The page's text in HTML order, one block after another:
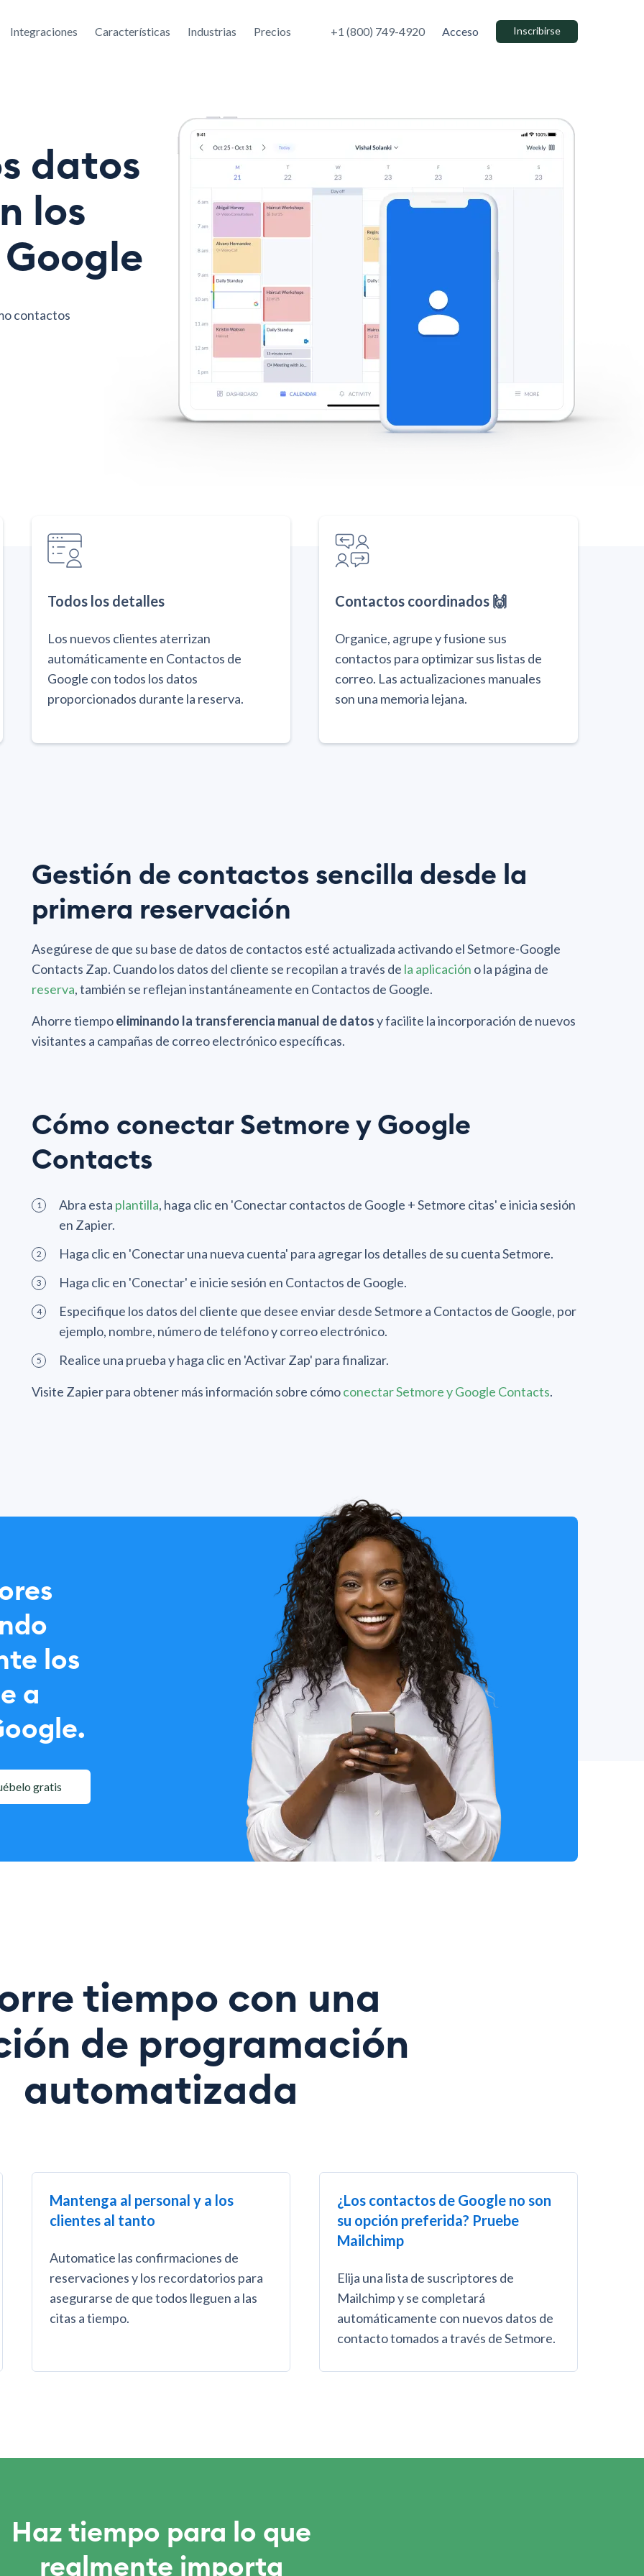
Integraciones Características Industrias Precios +1 (800) 749-4920 Acceso Inscribirse
datos
los
contactos
Todos los detalles
Los nuevos clientes aterrizan
automáticamente en Contactos de
Google con todos los datos
proporcionados durante la reserva.
Contactos coordinados 🙌
Organice, agrupe y fusione sus
contactos para optimizar sus listas de
correo. Las actualizaciones manuales
son una memoria lejana.
Gestión de contactos sencilla desde la
primera reservación
Asegúrese de que su base de datos de contactos esté actualizada activando el Setmore-Google
Contacts Zap. Cuando los datos del cliente se recopilan a través de la aplicación o la página de
reserva, también se reflejan instantáneamente en Contactos de Google.
Ahorre tiempoeliminando la transferencia manual de datosy facilite la incorporación de nuevos
visitantes a campañas de correo electrónico específicas.
Cómo conectar Setmore y Google
Contacts
Abra esta plantilla, haga clic en 'Conectar contactos de Google + Setmore citas' e inicia sesión
en Zapier.
Haga clic en 'Conectar una nueva cuenta' para agregar los detalles de su cuenta Setmore.
Haga clic en 'Conectar' e inicie sesión en Contactos de Google.
Especifique los datos del cliente que desee enviar desde Setmore a Contactos de Google, por
ejemplo, nombre, número de teléfono y correo electrónico.
Realice una prueba y haga clic en 'Activar Zap' para finalizar.
Visite Zapier para obtener más información sobre cómoconectar Setmore y Google Contacts.
los
a
gratis
tiempo con una
de programación
automatizada
Mantenga al personal y a los
clientes al tanto
Automatice las confirmaciones de
reservaciones y los recordatorios para
asegurarse de que todos lleguen a las
citas a tiempo.
¿Los contactos de Google no son
su opción preferida? Pruebe
Mailchimp
Elija una lista de suscriptores de
Mailchimp y se completará
automáticamente con nuevos datos de
contacto tomados a través de Setmore.
Haz tiempo para lo que
realmente importa